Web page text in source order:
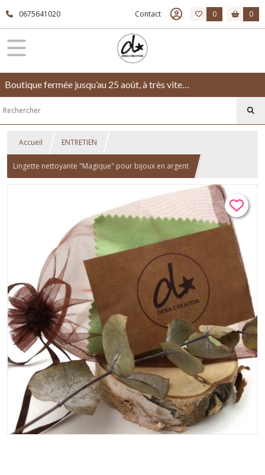
0675641020 Contact 0 0
Boutique fermée jusqu’au 25 août, à très vite…
Accueil ENTRETIEN
Lingette nettoyante "Magique" pour bijoux en argent